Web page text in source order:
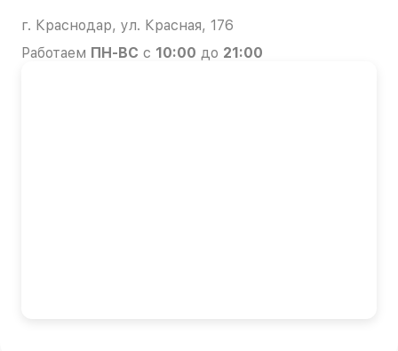
г. Краснодар, ул. Красная, 176
Работаем ПН-ВС с 10:00 до 21:00